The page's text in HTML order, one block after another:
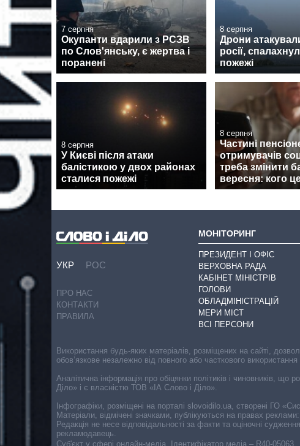
7 серпня
Окупанти вдарили з РСЗВ
по Слов'янську, є жертва і
поранені
8 серпня
Дрони
росії,
пожежі
8 серпня
У Києві після атаки
балістикою у двох районах
сталися пожежі
8 серпня
Частині
отримувачів
треба змінити
вересня: кого
УКР РОС
ПРО НАС
КОНТАКТИ
ПРАВИЛА
МОНІТОРИНГ
ПРЕЗИДЕНТ І ОФІС
ВЕРХОВНА РАДА
КАБІНЕТ МІНІСТРІВ
ГОЛОВИ
ОБЛАДМІНІСТРАЦІЙ
МЕРИ МІСТ
ВСІ ПЕРСОНИ
Cуб'єкт у сфері онлайн-медіа. Ідентифікатор медіа – R40-05063
Використання будь-яких матеріалів, розміщених на сайті,
обов’язкове незалежно від повного або часткового використання
Аналітична інформація про обіцянки політиків і чиновників,
Діло» і є власністю ТОВ «ІА Слово і Діло».
Інфографіки, розміщені на порталі slovoidilo.ua, створені ГО
Матеріали, відмічені значками, публікуються на правах
Редакція не несе відповідальності за факти та оціночні
рекламодавець.